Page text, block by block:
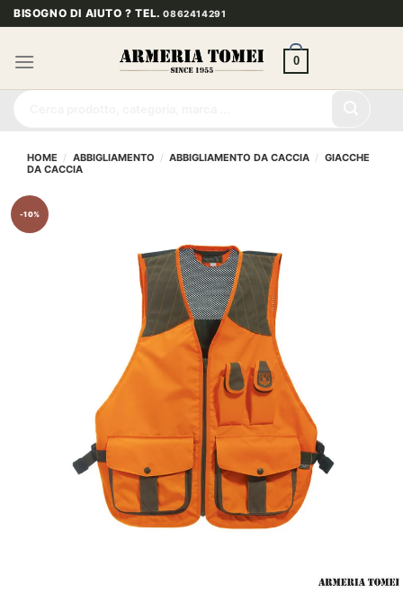
Salta
ai
contenuti
BISOGNO DI AIUTO ? TEL.0862414291
0
HOME / ABBIGLIAMENTO / ABBIGLIAMENTO DA CACCIA / GIACCHE
DA CACCIA
-10%